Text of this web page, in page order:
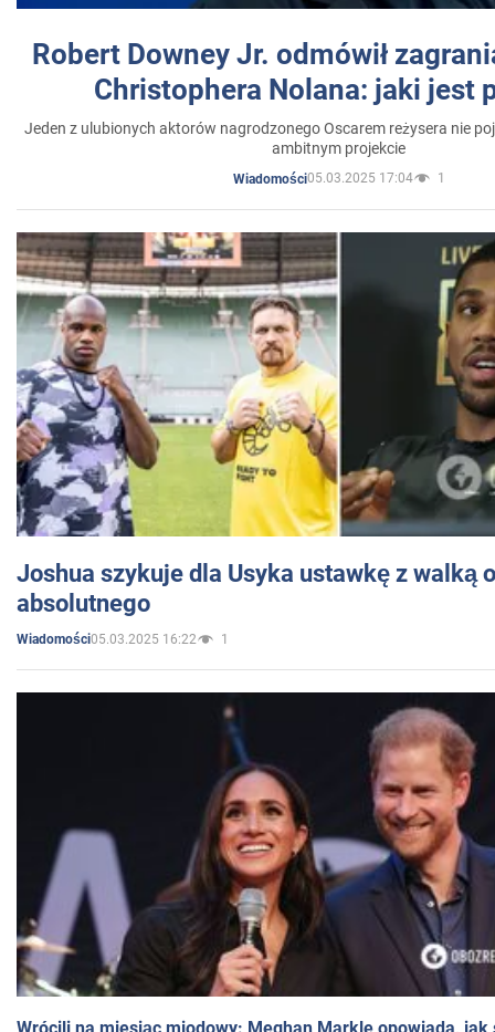
Robert Downey Jr. odmówił
Christophera Nolana: jaki jest
Jeden z ulubionych aktorów nagrodzonego Oscarem reżysera nie
ambitnym projekcie
Wiadomości05.03.2025 17:04 1
Joshua szykuje dla Usyka ustawkę z walką
absolutnego
Wiadomości05.03.2025 16:22 1